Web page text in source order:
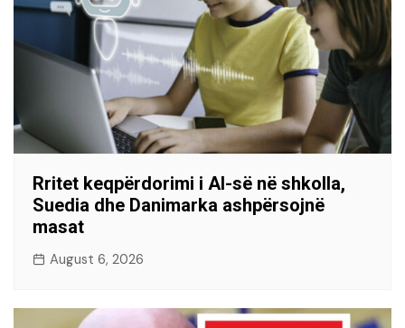
Rritet keqpërdorimi i AI-së në shkolla,
Suedia dhe Danimarka ashpërsojnë
masat
August 6, 2026